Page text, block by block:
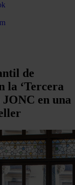
de
la ‘Tercera
en una